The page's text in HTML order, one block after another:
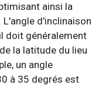
ainsi la
d'inclinaison
doit généralement
la latitude du lieu
un angle
à 35 degrés est